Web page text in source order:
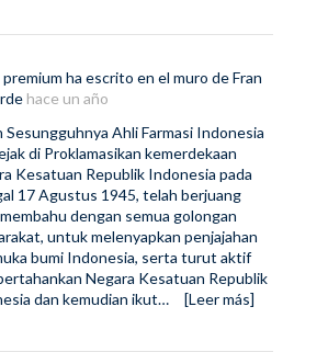
ha escrito en el muro deFran
hace un año
Sesungguhnya Ahli Farmasi Indonesia
di Proklamasikan kemerdekaan
Kesatuan Republik Indonesia pada
17 Agustus 1945, telah berjuang
dengan semua golongan
untuk melenyapkan penjajahan
bumi Indonesia, serta turut aktif
Negara Kesatuan Republik
dan kemudian ikut…
[Leer más]